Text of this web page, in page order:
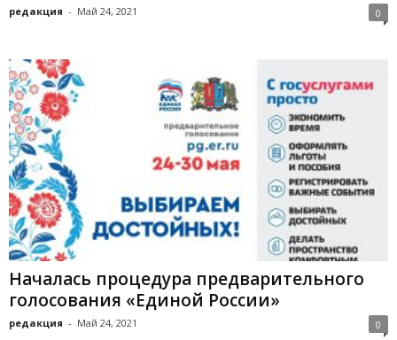
редакция - Май 24, 2021 0
Началась процедура предварительного
голосования «Единой России»
редакция - Май 24, 2021 0